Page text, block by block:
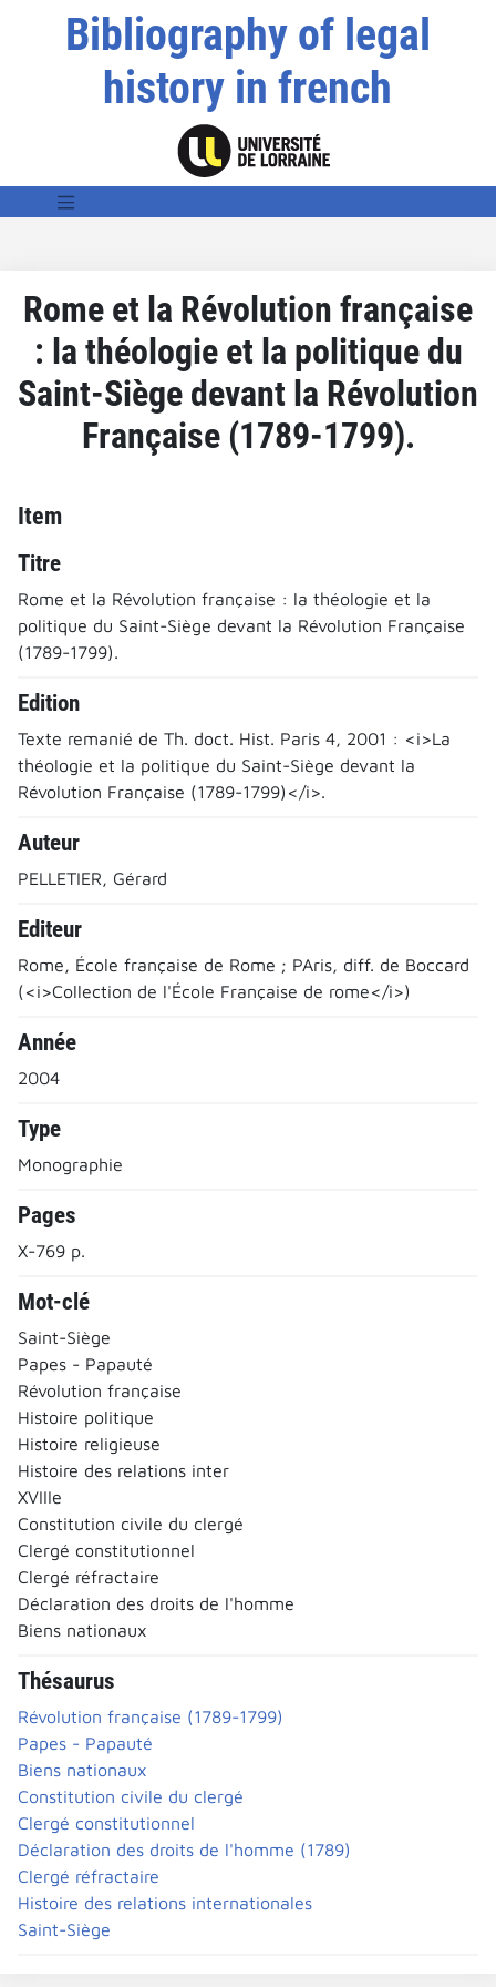
Bibliography of legal
history in french
Rome et la Révolution française
: la théologie et la politique du
Saint-Siège devant la Révolution
Française (1789-1799).
Item
Titre
Rome et la Révolution française : la théologie et la
politique du Saint-Siège devant la Révolution Française
(1789-1799).
Edition
Texte remanié de Th. doct. Hist. Paris 4, 2001 : <i>La
théologie et la politique du Saint-Siège devant la
Révolution Française (1789-1799)</i>.
Auteur
PELLETIER, Gérard
Editeur
Rome, École française de Rome ; PAris, diff. de Boccard
(<i>Collection de l'École Française de rome</i>)
Année
2004
Type
Monographie
Pages
X-769 p.
Mot-clé
Saint-Siège
Papes - Papauté
Révolution française
Histoire politique
Histoire religieuse
Histoire des relations inter
XVIIIe
Constitution civile du clergé
Clergé constitutionnel
Clergé réfractaire
Déclaration des droits de l'homme
Biens nationaux
Thésaurus
Révolution française (1789-1799)
Papes - Papauté
Biens nationaux
Constitution civile du clergé
Clergé constitutionnel
Déclaration des droits de l'homme (1789)
Clergé réfractaire
Histoire des relations internationales
Saint-Siège